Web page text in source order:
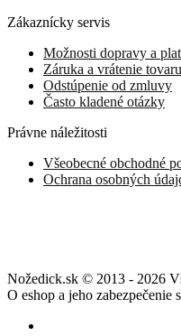
Zákaznícky servis
Možnosti dopravy a
Záruka a vrátenie tovaru
Odstúpenie od zmluvy
Často kladené otázky
Právne náležitosti
Všeobecné obchodné
Ochrana osobných
Nožedick.sk © 2013 - 2026
O eshop a jeho zabezpečenie